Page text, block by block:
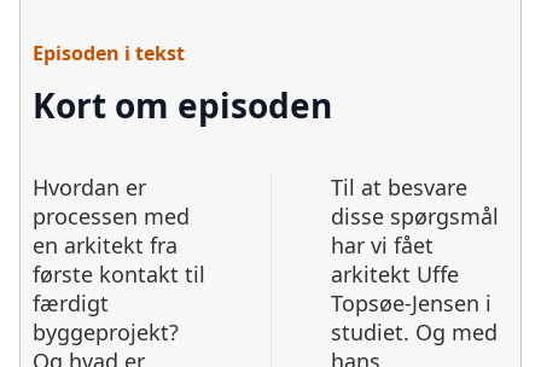
Episoden i tekst
Kort om episoden
Hvordan er
processen med
en arkitekt fra
første kontakt til
færdigt
byggeprojekt?
Til at besvare
disse spørgsmål
har vi fået
arkitekt Uffe
Topsøe-Jensen i
studiet. Og med